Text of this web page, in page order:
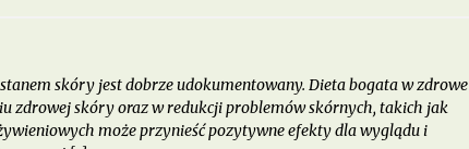
skóry jest dobrze udokumentowany. Dieta bogata w zdrowe
zdrowej skóry oraz w redukcji problemów skórnych, takich jak
może przynieść pozytywne efekty dla wyglądu i